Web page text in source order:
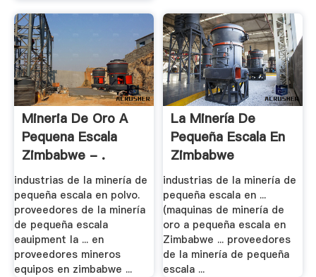
Mineria De Oro A
Pequena Escala
Zimbabwe - .
industrias de la minería de
pequeña escala en polvo.
proveedores de la minería
de pequeña escala
eauipment la ... en
proveedores mineros
equipos en zimbabwe ...
La Minería De
Pequeña Escala En
Zimbabwe
industrias de la minería de
pequeña escala en ...
(maquinas de minería de
oro a pequeña escala en
Zimbabwe ... proveedores
de la minería de pequeña
escala ...